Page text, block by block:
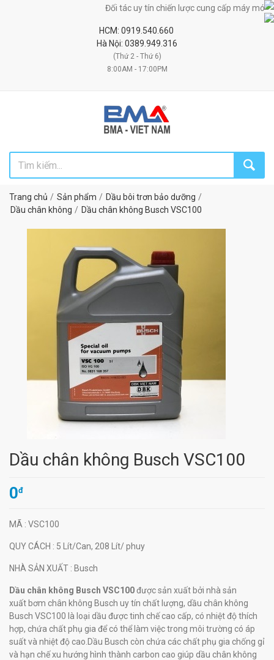
Đối tác uy tín chiến lược cung cấp máy móc, thiết
HCM: 0919.540.660
Hà Nội: 0389.949.316
(Thứ 2 - Thứ 6)
8:00AM - 17:00PM
Trang chủ Sản phẩm
Dầu bôi trơn bảo dưỡng
Dầu chân không
Dầu chân không Busch VSC100
Dầu chân không Busch VSC100
0đ
MÃ : VSC100
QUY CÁCH : 5 Lít/Can, 208 Lít/ phuy
NHÀ SẢN XUẤT : Busch
Dầu chân không Busch VSC100được sản xuất bởi nhà sản
xuất bơm chân không Busch uy tín chất lượng, dầu chân không
Busch VSC100 là loại dầu được tinh chế cao cấp, có nhiệt độ thích
hợp, chứa chất phụ gia để có thể làm việc trong môi trường có áp
suất và nhiệt độ cao.Dầu Busch còn chứa các chất phụ gia chống gỉ
và hạn chế xu hướng hình thành carbon cao giúp dầu chân không